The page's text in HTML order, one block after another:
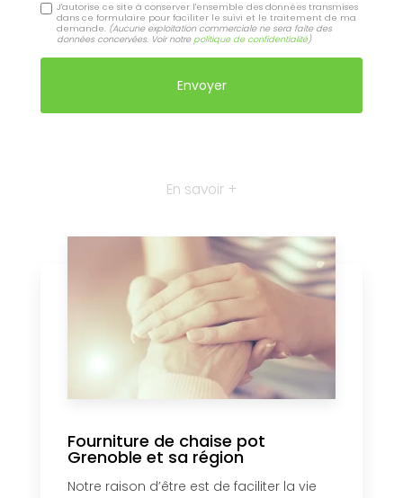
J'autorise ce site à conserver l'ensemble des données transmises
dans ce formulaire pour faciliter le suivi et le traitement de ma
demande. (Aucune exploitation commerciale ne sera faite des
données concervées. Voir notre politique de confidentialité)
En savoir +
Fourniture de chaise pot
Grenoble et sa région
Notre raison d’être est de faciliter la vie